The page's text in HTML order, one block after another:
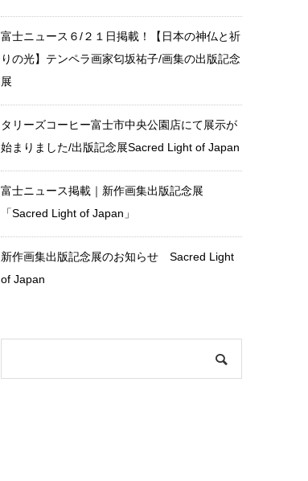
富士ニュース６/２１日掲載！【日本の神仏と祈
りの光】テンペラ画家匂坂祐子/画集の出版記念
展
タリーズコーヒー富士市中央公園店にて展示が
始まりました/出版記念展Sacred Light of Japan
富士ニュース掲載｜新作画集出版記念展
「Sacred Light of Japan」
新作画集出版記念展のお知らせ Sacred Light
of Japan